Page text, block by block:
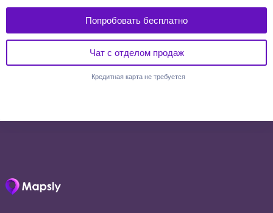
Попробовать бесплатно
Чат с отделом продаж
Кредитная карта не требуется